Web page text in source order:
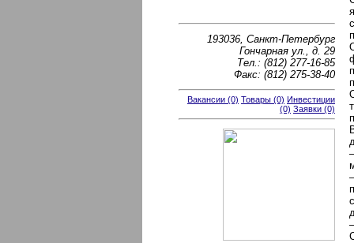
193036, Санкт-Петербург
Гончарная ул., д. 29
Тел.: (812) 277-16-85
Факс: (812) 275-38-40
Вакансии (0) Товары (0) Инвестиции
(0) Заявки (0)